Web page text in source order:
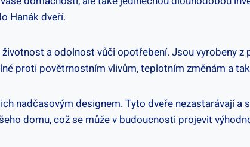
Hanák dveří.
a odolnost vůči opotřebení. Jsou vyrobeny
proti povětrnostním vlivům, teplotním změnám a
nadčasovým designem. Tyto dveře nezastarávají a
domu, což se může v budoucnosti projevit